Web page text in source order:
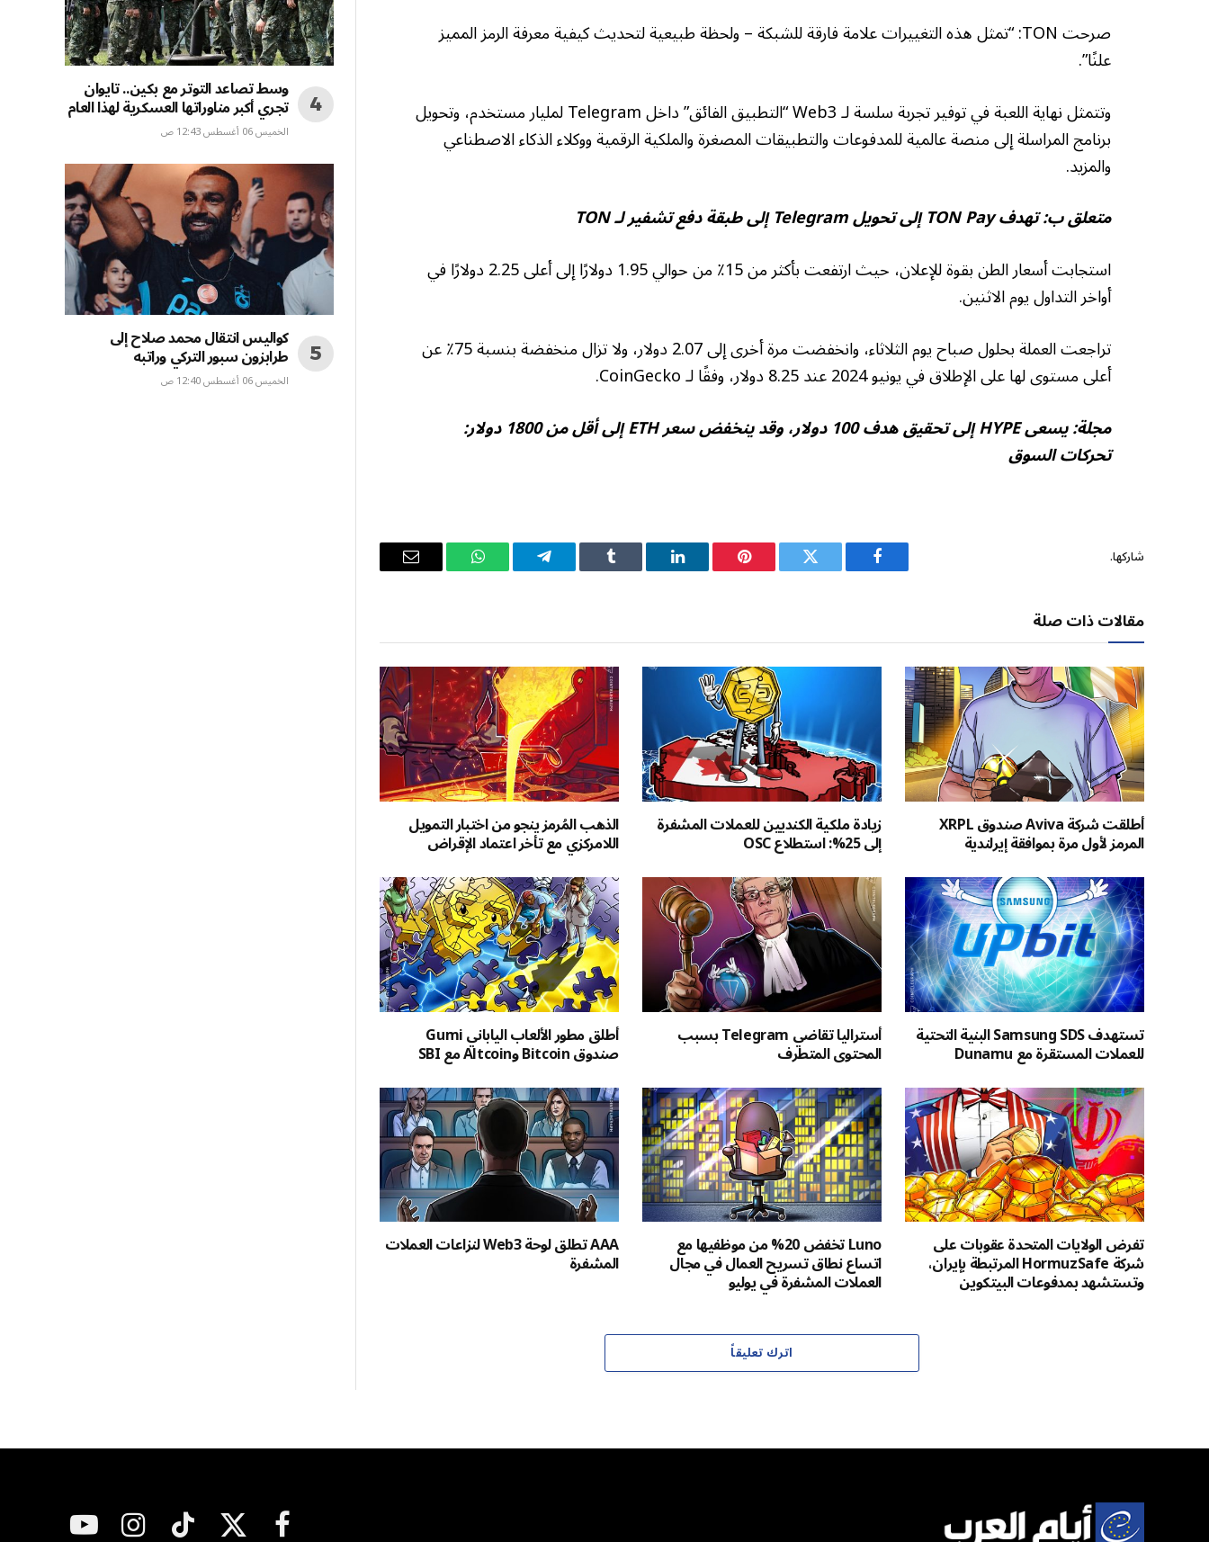
صرحت TON: “تمثل هذه التغييرات علامة فارقة للشبكة – ولحظة طبيعية لتحديث كيفية معرفة الرمز المميز
علنًا”.
وتتمثل نهاية اللعبة في توفير تجربة سلسة لـ Web3 “التطبيق الفائق” داخل Telegram لمليار مستخدم، وتحويل
برنامج المراسلة إلى منصة عالمية للمدفوعات والتطبيقات المصغرة والملكية الرقمية ووكلاء الذكاء الاصطناعي
والمزيد.
متعلق ب:تهدف TON Pay إلى تحويل Telegram إلى طبقة دفع تشفير لـ TON
استجابت أسعار الطن بقوة للإعلان، حيث ارتفعت بأكثر من 15٪ من حوالي 1.95 دولارًا إلى أعلى 2.25 دولارًا في
أواخر التداول يوم الاثنين.
تراجعت العملة بحلول صباح يوم الثلاثاء، وانخفضت مرة أخرى إلى 2.07 دولار، ولا تزال منخفضة بنسبة 75٪ عن
أعلى مستوى لها على الإطلاق في يونيو 2024 عند 8.25 دولار، وفقًا لـ CoinGecko.
مجلة:
يسعى HYPE إلى تحقيق هدف 100 دولار، وقد ينخفض ​​سعر ETH إلى أقل من 1800 دولار:
تحركات السوق
شاركها.
فيسبوك تويتر بينتيريستلينكدإن Tumblr تيلقرام واتساب
البريد
مقالات ذات صلة
أطلقت شركة Aviva صندوق XRPL
المرمز لأول مرة بموافقة إيرلندية
زيادة ملكية الكنديين للعملات المشفرة
إلى 25%: استطلاع OSC
الذهب المُرمز ينجو من اختبار التمويل
اللامركزي مع تأخر اعتماد الإقراض
تستهدف Samsung SDS البنية التحتية
للعملات المستقرة مع Dunamu
أستراليا تقاضي Telegram بسبب
المحتوى المتطرف
أطلق مطور الألعاب الياباني Gumi
صندوق Bitcoin وAltcoin مع SBI
تفرض الولايات المتحدة عقوبات على
شركة HormuzSafe المرتبطة بإيران،
وتستشهد بمدفوعات البيتكوين
Luno تخفض 20% من موظفيها مع
اتساع نطاق تسريح العمال في مجال
العملات المشفرة في يوليو
AAA تطلق لوحة Web3 لنزاعات العملات
المشفرة
اترك تعليقاً
وسط تصاعد التوتر مع بكين.. تايوان
تجري أكبر مناوراتها العسكرية لهذا العام
الخميس 06 أغسطس 12:43 ص
كواليس انتقال محمد صلاح إلى
طرابزون سبور التركي وراتبه
الخميس 06 أغسطس 12:40 ص
فيسبوك X تيكتوك الانستغراميوتيوب